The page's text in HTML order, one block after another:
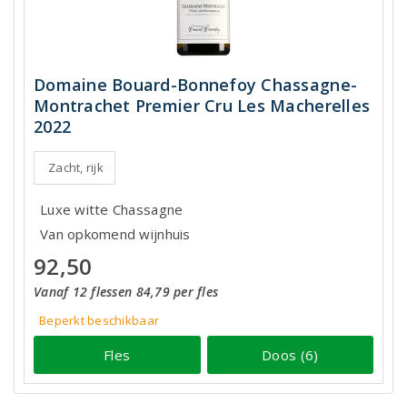
Domaine Bouard-Bonnefoy Chassagne-
Montrachet Premier Cru Les Macherelles
2022
Zacht, rijk
Luxe witte Chassagne
Van opkomend wijnhuis
92,50
Vanaf 12 flessen 84,79 per fles
Beperkt beschikbaar
Fles Doos (6)